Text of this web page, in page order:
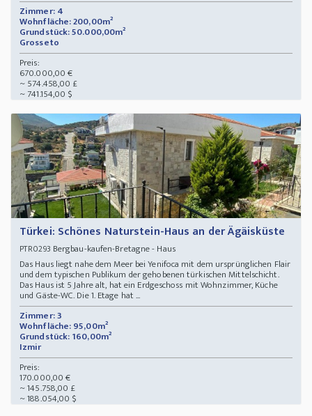
Zimmer: 4
Wohnfläche: 200,00m²
Grundstück: 50.000,00m²
Grosseto
Preis:
670.000,00 €
~ 574.458,00 £
~ 741.154,00 $
Türkei: Schönes Naturstein-Haus an der Ägäisküste
PTR0293 Bergbau-kaufen-Bretagne - Haus
Das Haus liegt nahe dem Meer bei Yenifoca mit dem ursprünglichen Flair
und dem typischen Publikum der gehobenen türkischen Mittelschicht.
Das Haus ist 5 Jahre alt, hat ein Erdgeschoss mit Wohnzimmer, Küche
und Gäste-WC. Die 1. Etage hat ...
Zimmer: 3
Wohnfläche: 95,00m²
Grundstück: 160,00m²
Izmir
Preis:
170.000,00 €
~ 145.758,00 £
~ 188.054,00 $